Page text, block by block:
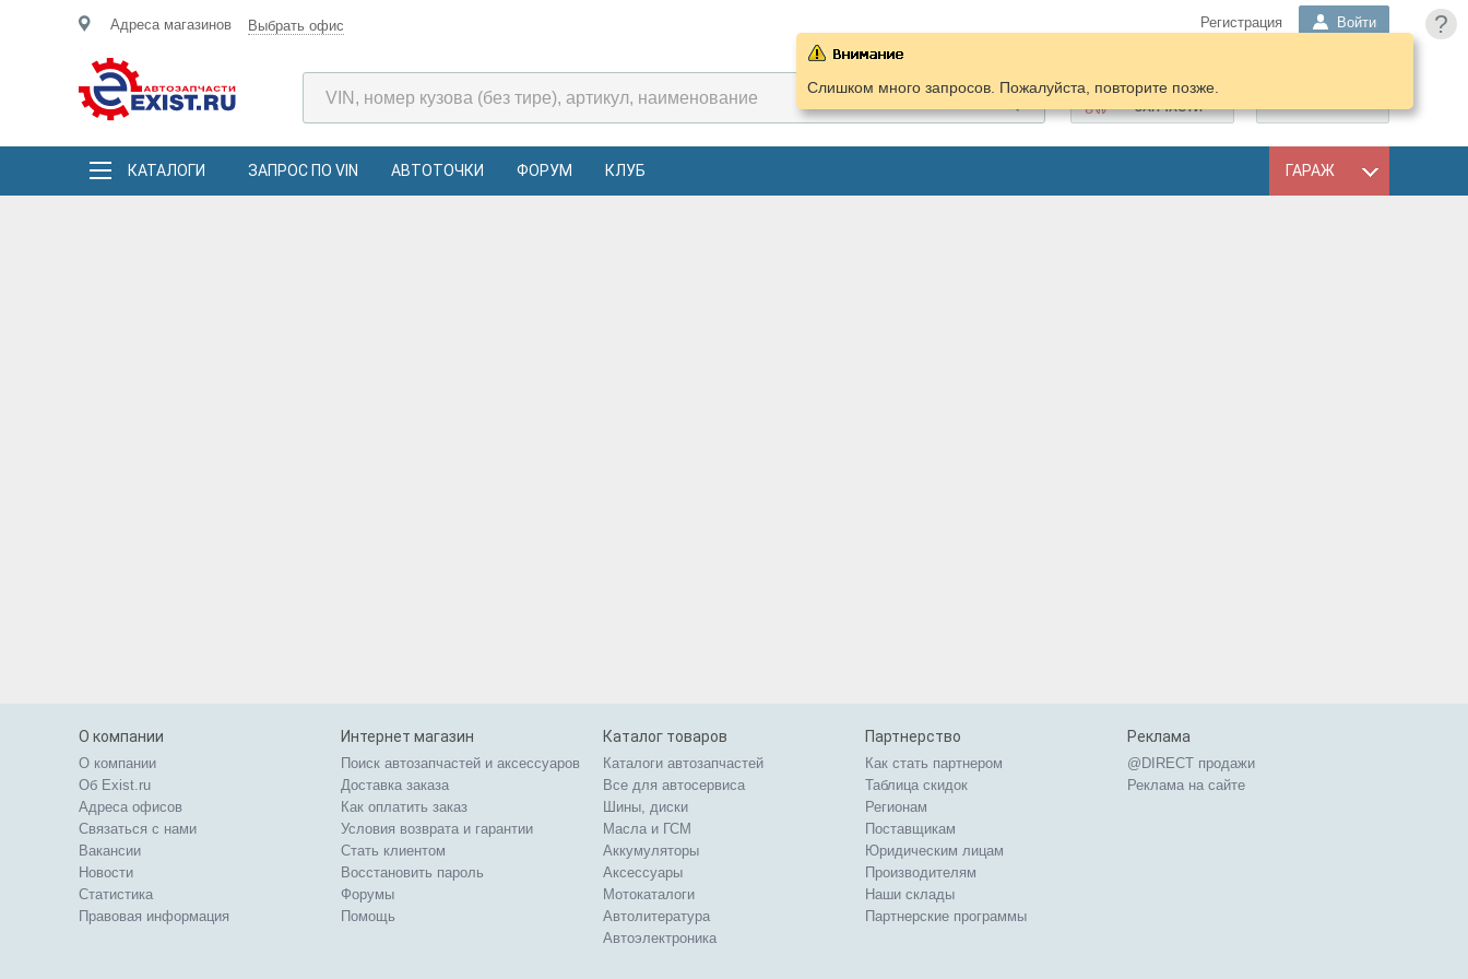
?
Адреса магазинов Выбрать офис Регистрация Войти
ПОДОБРАТЬ
ЗАПЧАСТИ
КАТАЛОГИ ЗАПРОС ПО VIN АВТОТОЧКИ ФОРУМ КЛУБ ГАРАЖ
Слишком много запросов. Пожалуйста, повторите позже.
О компании
О компании
Об Exist.ru
Адреса офисов
Связаться с нами
Вакансии
Новости
Статистика
Правовая информация
Интернет магазин
Поиск автозапчастей и аксессуаров
Доставка заказа
Как оплатить заказ
Условия возврата и гарантии
Стать клиентом
Восстановить пароль
Форумы
Помощь
Каталог товаров
Каталоги автозапчастей
Все для автосервиса
Шины, диски
Масла и ГСМ
Аккумуляторы
Аксессуары
Мотокаталоги
Автолитература
Автоэлектроника
Партнерство
Как стать партнером
Таблица скидок
Регионам
Поставщикам
Юридическим лицам
Производителям
Наши склады
Партнерские программы
Реклама
@DIRECT продажи
Реклама на сайте